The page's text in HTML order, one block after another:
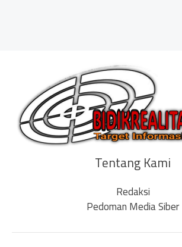
Tentang Kami
Redaksi
Pedoman Media Siber